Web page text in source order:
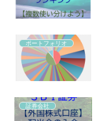
ポートフォリオ
証券会社